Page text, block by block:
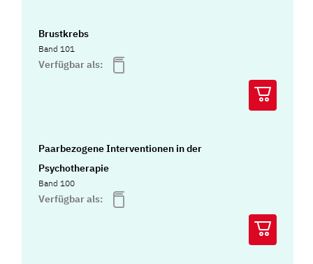
Brustkrebs
Band 101
Verfügbar als:
Paarbezogene Interventionen in der
Psychotherapie
Band 100
Verfügbar als: